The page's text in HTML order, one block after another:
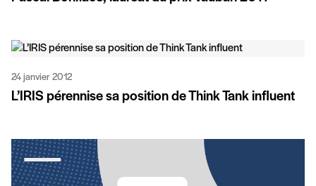
24 janvier 2012
L’IRIS pérennise sa position de Think Tank influent